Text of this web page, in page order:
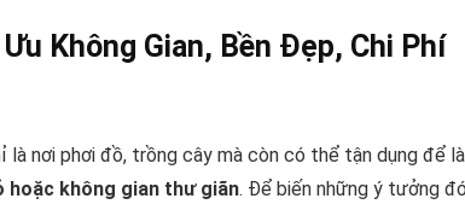
Không Gian, Bền Đẹp, Chi Phí
là nơi phơi đồ, trồng cây mà còn có thể tận dụng để
hoặc không gian thư giãn. Để biến những ý tưởng đó